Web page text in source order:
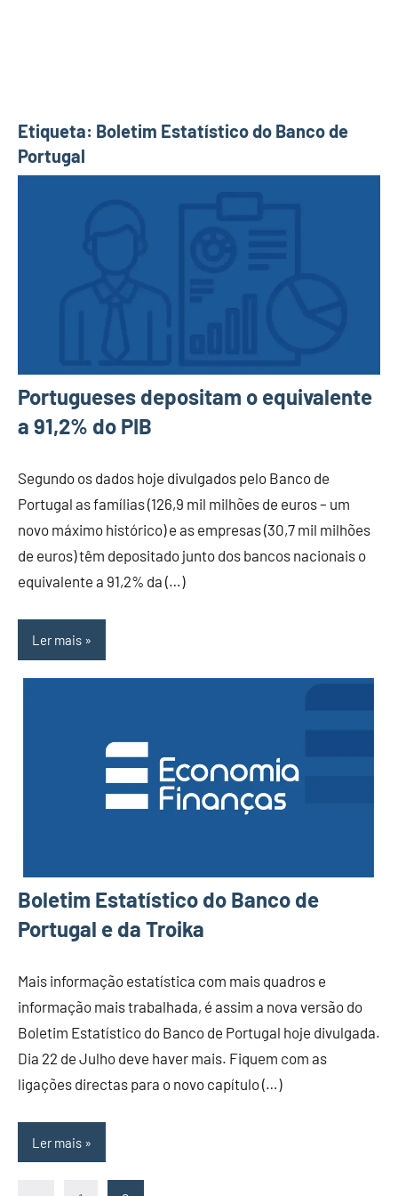
Etiqueta: Boletim Estatístico do Banco de
Portugal
Portugueses depositam o equivalente
a 91,2% do PIB
Segundo os dados hoje divulgados pelo Banco de
Portugal as famílias (126,9 mil milhões de euros – um
novo máximo histórico) e as empresas (30,7 mil milhões
de euros) têm depositado junto dos bancos nacionais o
equivalente a 91,2% da (…)
Ler mais
Boletim Estatístico do Banco de
Portugal e da Troika
Mais informação estatística com mais quadros e
informação mais trabalhada, é assim a nova versão do
Boletim Estatístico do Banco de Portugal hoje divulgada.
Dia 22 de Julho deve haver mais. Fiquem com as
ligações directas para o novo capítulo (…)
Ler mais